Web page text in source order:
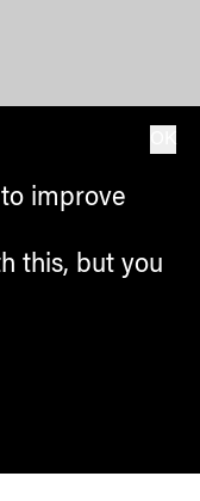
improve
this, but you